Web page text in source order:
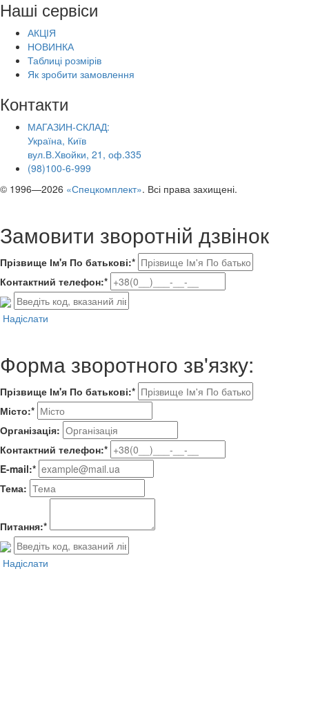
Наші сервіси
АКЦІЯ
НОВИНКА
Таблиці розмірів
Як зробити замовлення
Контакти
МАГАЗИН-СКЛАД:
Україна, Київ
вул.В.Хвойки, 21, оф.335
(98)100-6-999
© 1996—2026 «Спецкомплект». Всі права захищені.
Замовити зворотній дзвінок
Прізвище Ім'я По батькові:*
Контактний телефон:*
Надіслати
Форма зворотного зв'язку:
Прізвище Ім'я По батькові:*
Місто:*
Організація:
Контактний телефон:*
E-mail:*
Тема:
Питання:*
Надіслати